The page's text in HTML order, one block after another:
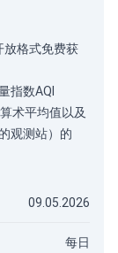
放格式免费获
指数AQI
术平均值以及
观测站）的
09.05.2026
每日